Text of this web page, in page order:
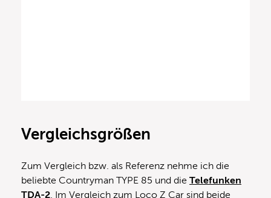
Vergleichsgrößen
Zum Vergleich bzw. als Referenz nehme ich die
beliebte Countryman TYPE 85 und die Telefunken
TDA-2. Im Vergleich zum Loco Z Car sind beide